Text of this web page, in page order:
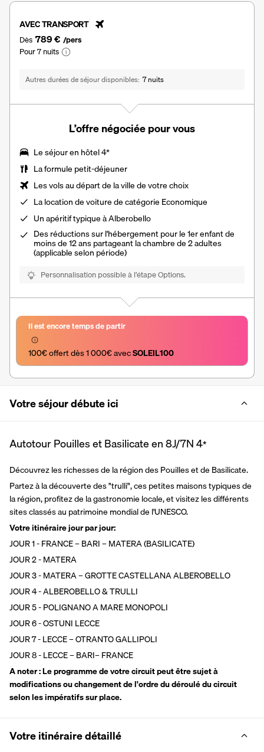
AVEC TRANSPORT
Dès 789 € /pers
Pour 7 nuits
Autres durées de séjour disponibles 7 nuits
L’offre négociée pour vous
Le séjour en hôtel 4*
La formule petit-déjeuner
Les vols au départ de la ville de votre choix
Lalocation de voiturede catégorie Economique
Un apéritif typique à Alberobello
Des réductions sur l'hébergement pour le 1er enfant de
moins de 12 ans partageant la chambre de 2 adultes
(applicable selon période)
Personnalisation possible à l’étape Options.
Il est encore temps de partir
100€ offert dès 1 000€ avec SOLEIL100
Votre séjour débute ici
Autotour Pouilles et Basilicate en 8J/7N4*
Découvrez les richesses de la région des Pouilles et de Basilicate.
Partez à la découverte des "trulli", ces petites maisons typiques de
la région, profitez de la gastronomie locale, et visitez les différents
sites classés au patrimoine mondial de l'UNESCO.
Votre itinéraire jour par jour:
JOUR 1 - FRANCE – BARI – MATERA (BASILICATE)
JOUR 2 - MATERA
JOUR 3 - MATERA – GROTTE CASTELLANA ALBEROBELLO
JOUR 4 - ALBEROBELLO & TRULLI
JOUR 5 - POLIGNANO A MARE MONOPOLI
JOUR 6 - OSTUNI LECCE
JOUR 7 - LECCE – OTRANTO GALLIPOLI
JOUR 8 - LECCE – BARI– FRANCE
A noter : Le programme de votre circuit peut être sujet à
modifications ou changement de l'ordre du déroulé du circuit
selon les impératifs sur place.
Votre itinéraire détaillé